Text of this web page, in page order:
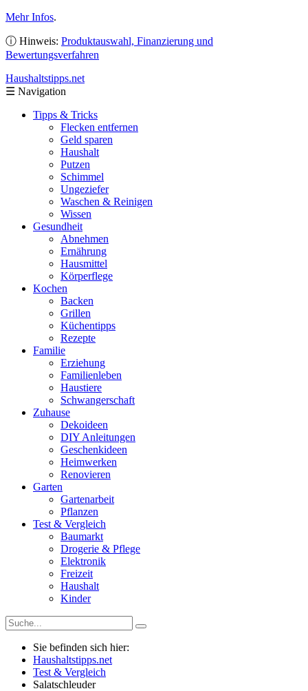
Mehr Infos.
ⓘ Hinweis: Produktauswahl, Finanzierung und
Bewertungsverfahren
Haushaltstipps.net
☰ Navigation
Tipps & Tricks
Flecken entfernen
Geld sparen
Haushalt
Putzen
Schimmel
Ungeziefer
Waschen & Reinigen
Wissen
Gesundheit
Abnehmen
Ernährung
Hausmittel
Körperflege
Kochen
Backen
Grillen
Küchentipps
Rezepte
Familie
Erziehung
Familienleben
Haustiere
Schwangerschaft
Zuhause
Dekoideen
DIY Anleitungen
Geschenkideen
Heimwerken
Renovieren
Garten
Gartenarbeit
Pflanzen
Test & Vergleich
Baumarkt
Drogerie & Pflege
Elektronik
Freizeit
Haushalt
Kinder
Sie befinden sich hier:
Haushaltstipps.net
Test & Vergleich
Salatschleuder